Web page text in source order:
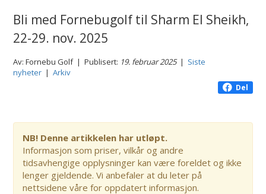
Bli med Fornebugolf til Sharm El Sheikh,
22-29. nov. 2025
Av: Fornebu Golf | Publisert: 19. februar 2025| Siste
nyheter |Arkiv
Del
NB! Denne artikkelen har utløpt.
Informasjon som priser, vilkår og andre
tidsavhengige opplysninger kan være foreldet og ikke
lenger gjeldende. Vi anbefaler at du leter på
nettsidene våre for oppdatert informasjon.